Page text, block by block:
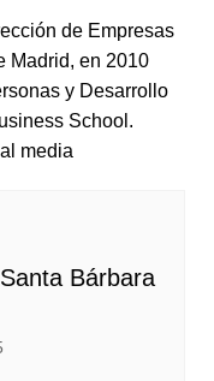
de Empresas
Madrid, en 2010
y Desarrollo
School.
media
Bárbara